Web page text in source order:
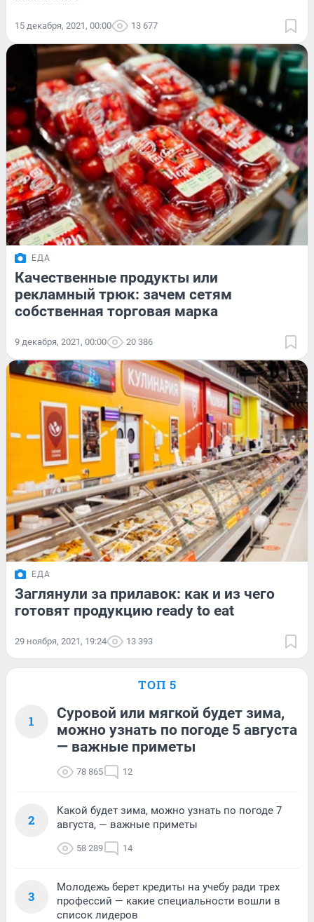
15 декабря, 2021, 00:00 13 677
ЕДА
Качественные продукты или
рекламный трюк: зачем сетям
собственная торговая марка
9 декабря, 2021, 00:00 20 386
ЕДА
Заглянули за прилавок: как и из чего
готовят продукцию ready to eat
29 ноября, 2021, 19:24 13 393
ТОП 5
1
Суровой или мягкой будет зима,
можно узнать по погоде 5 августа
— важные приметы
78 865 12
2
Какой будет зима, можно узнать по погоде 7
августа, — важные приметы
58 289 14
3
Молодежь берет кредиты на учебу ради трех
профессий — какие специальности вошли в
список лидеров